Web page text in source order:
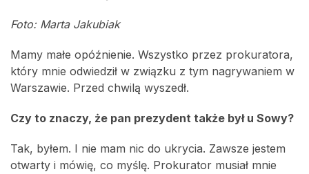
Foto: Marta Jakubiak
Mamy małe opóźnienie. Wszystko przez prokuratora,
który mnie odwiedził w związku z tym nagrywaniem w
Warszawie. Przed chwilą wyszedł.
Czy to znaczy, że pan prezydent także był u Sowy?
Tak, byłem. I nie mam nic do ukrycia. Zawsze jestem
otwarty i mówię, co myślę. Prokurator musiał mnie